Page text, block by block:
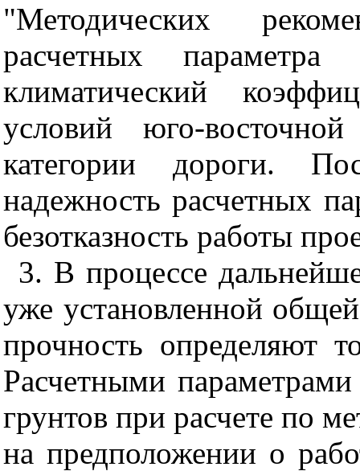
"Методических
расчетных
климатический
условий юго-
категории дороги.
надежность расчетных
безотказность работы
3. В процессе
уже установленной
прочность определяют
Расчетными
грунтов при расчете по
на предположении о